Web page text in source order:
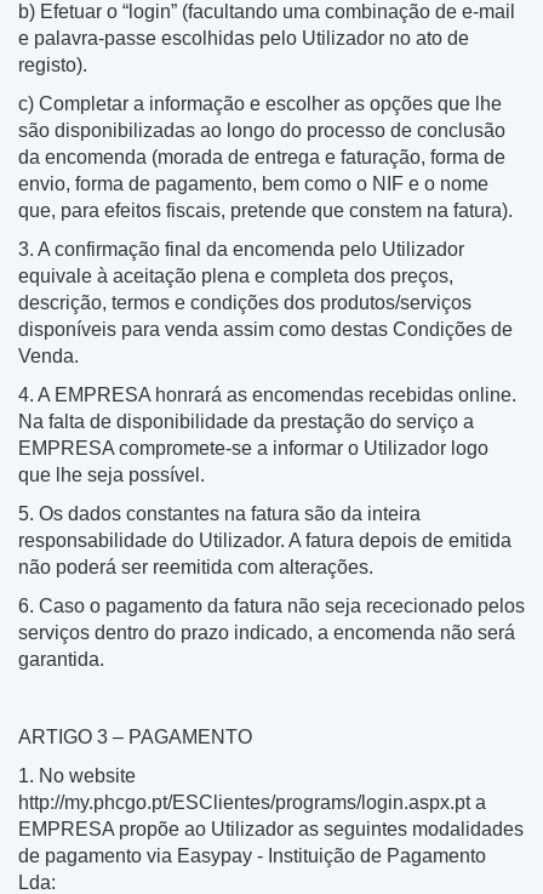
b) Efetuar o “login” (facultando uma combinação de e-mail
e palavra-passe escolhidas pelo Utilizador no ato de
registo).
c) Completar a informação e escolher as opções que lhe
são disponibilizadas ao longo do processo de conclusão
da encomenda (morada de entrega e faturação, forma de
envio, forma de pagamento, bem como o NIF e o nome
que, para efeitos fiscais, pretende que constem na fatura).
3. A confirmação final da encomenda pelo Utilizador
equivale à aceitação plena e completa dos preços,
descrição, termos e condições dos produtos/serviços
disponíveis para venda assim como destas Condições de
Venda.
4. A EMPRESA honrará as encomendas recebidas online.
Na falta de disponibilidade da prestação do serviço a
EMPRESA compromete-se a informar o Utilizador logo
que lhe seja possível.
5. Os dados constantes na fatura são da inteira
responsabilidade do Utilizador. A fatura depois de emitida
não poderá ser reemitida com alterações.
6. Caso o pagamento da fatura não seja rececionado pelos
serviços dentro do prazo indicado, a encomenda não será
garantida.
ARTIGO 3 – PAGAMENTO
1. No website
http://my.phcgo.pt/ESClientes/programs/login.aspx.pt a
EMPRESA propõe ao Utilizador as seguintes modalidades
de pagamento via Easypay - Instituição de Pagamento
Lda: